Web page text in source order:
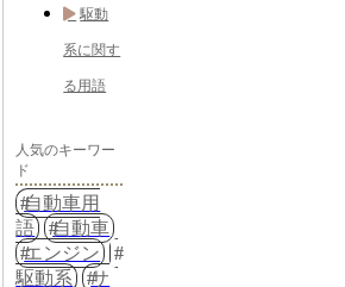
駆動
系に関す
る用語
人気のキーワー
ド
自動車用
語
自動車
エンジン
駆動系
サ